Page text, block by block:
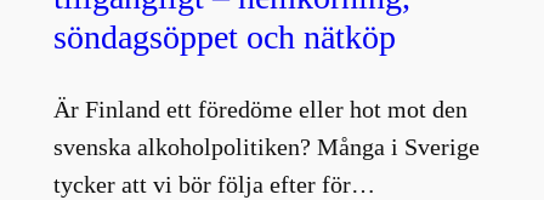
söndagsöppet och nätköp
Är Finland ett föredöme eller hot mot den
svenska alkoholpolitiken? Många i Sverige
tycker att vi bör följa efter för…